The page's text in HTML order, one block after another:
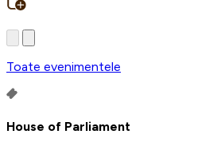
Toate evenimentele
House of Parliament